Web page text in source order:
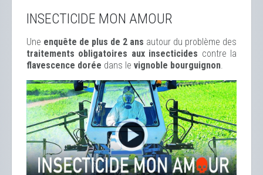
INSECTICIDE MON AMOUR
Une enquête de plus de 2 ans autour du problème des
traitements obligatoires aux insecticides contre la
flavescence dorée dans le vignoble bourguignon.